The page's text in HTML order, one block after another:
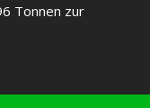
Tonnen zur